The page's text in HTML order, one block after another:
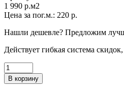
1 990 p.м2
Цена за пог.м.: 220 р.
Нашли дешевле? Предложим
Действует гибкая система
В корзину